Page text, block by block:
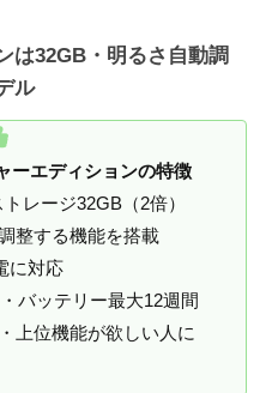
は32GB・明るさ自動調
ル
ーエディションの特徴
レージ32GB（2倍）
整する機能を搭載
に対応
バッテリー最大12週間
上位機能が欲しい人に